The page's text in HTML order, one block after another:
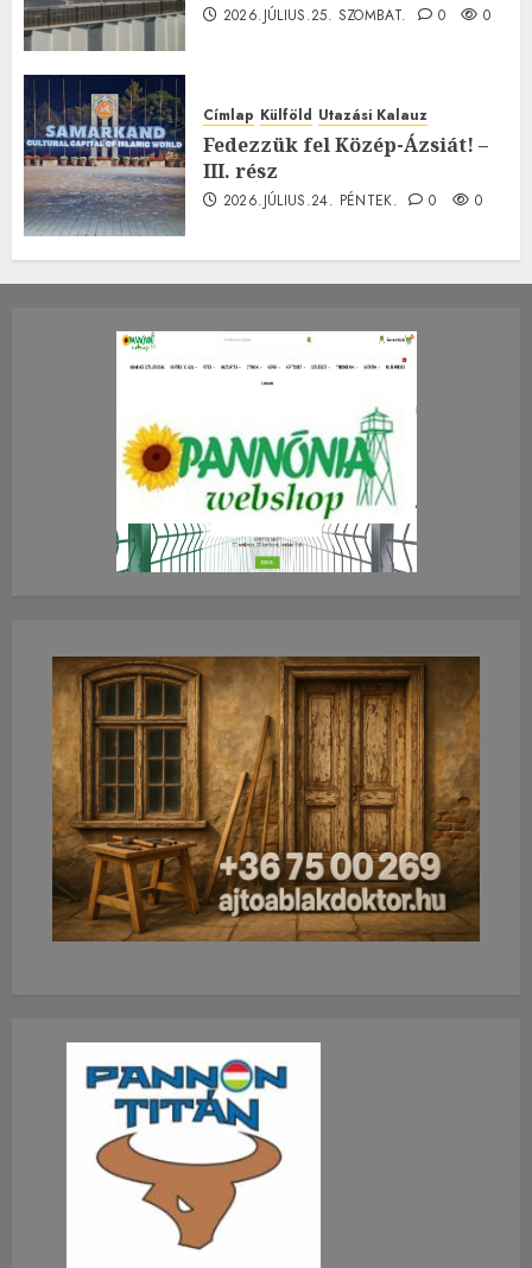
2026.JÚLIUS.25. SZOMBAT. 0 0
Címlap Külföld Utazási Kalauz
Fedezzük fel Közép-Ázsiát! –
III. rész
2026.JÚLIUS.24. PÉNTEK. 0 0